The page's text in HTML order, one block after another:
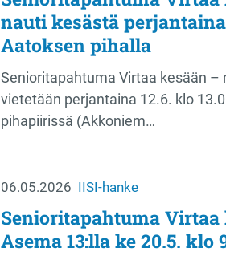
nauti kesästä perjantaina
Aatoksen pihalla
Senioritapahtuma Virtaa kesään –
vietetään perjantaina 12.6. klo
pihapiirissä (Akkoniem…
06.05.2026 IISI-hanke
Senioritapahtuma Virtaa
Asema 13:lla ke 20.5. klo